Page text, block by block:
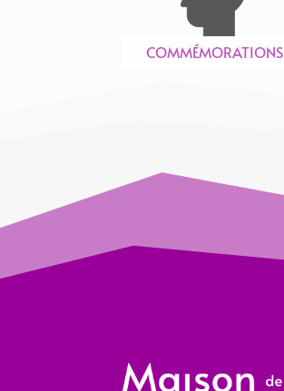
COMMÉMORATIONS